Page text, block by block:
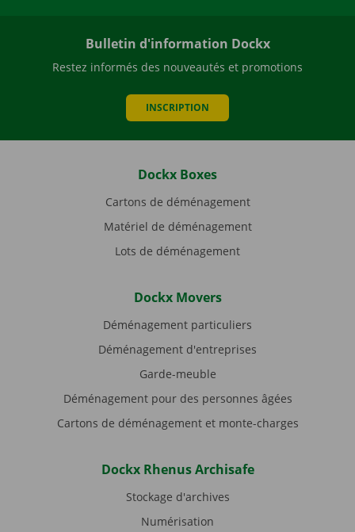
Bulletin d'information Dockx
Restez informés des nouveautés et promotions
INSCRIPTION
Dockx Boxes
Cartons de déménagement
Matériel de déménagement
Lots de déménagement
Dockx Movers
Déménagement particuliers
Déménagement d'entreprises
Garde-meuble
Déménagement pour des personnes âgées
Cartons de déménagement et monte-charges
Dockx Rhenus Archisafe
Stockage d'archives
Numérisation